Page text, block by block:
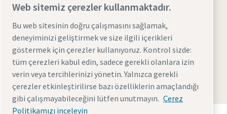
Yasal Uyarılar ve Gizlilik BildirimleriÇerezleri yönet
ErişilebilirlikSite haritası
© 2026 Atlas Copco AB
Web sitemiz çerezler kullanmaktadır.
Bu web sitesinin doğru çalışmasını sağlamak,
deneyiminizi geliştirmek ve size ilgili içerikleri
göstermek için çerezler kullanıyoruz. Kontrol sizde:
tüm çerezleri kabul edin, sadece gerekli olanlara izin
verin veya tercihlerinizi yönetin. Yalnızca gerekli
çerezler etkinleştirilirse bazı özelliklerin amaçlandığı
gibi çalışmayabileceğini lütfen unutmayın. Çerez
Politikamızı inceleyin